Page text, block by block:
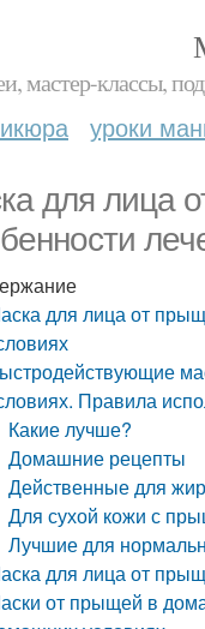
мастер-классы,
уроки
для лица
для лица от
Правила
Какие лучше?
Домашние рецепты
Действенные для
Для сухой кожи с
Лучшие для
для лица от
от прыщей в